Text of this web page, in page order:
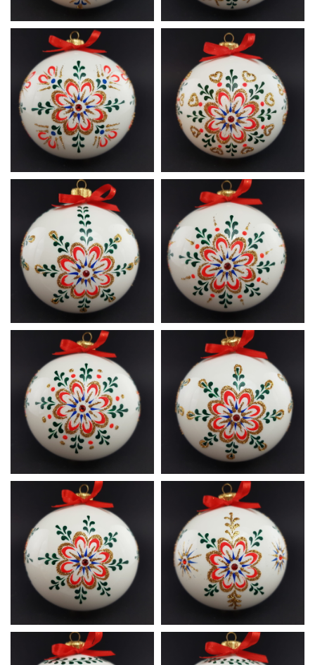
Ludowa
A1
Ludowa
A2
Ludowa
A3
Ludowa
A4
Ludowa
A5
Ludowa
A6
Ludowa
A7
Ludowa
A8